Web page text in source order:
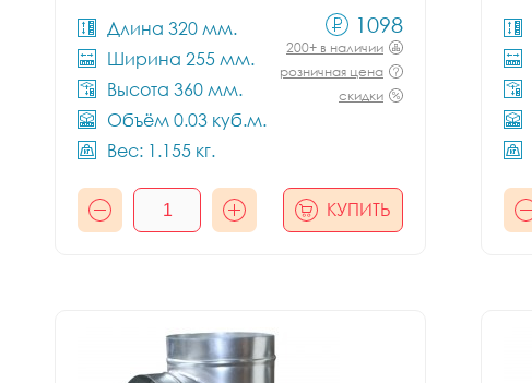
Длина 320 мм.
Ширина 255 мм.
Высота 360 мм.
Объём 0.03 куб.м.
Вес: 1.155 кг.
1098
200+ в наличии
розничная цена
скидки
КУПИТЬ